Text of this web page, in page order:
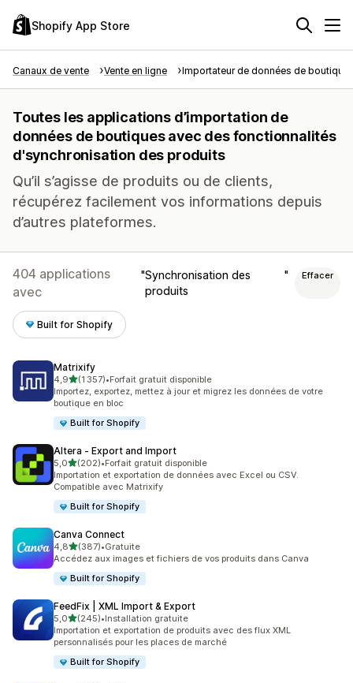
Shopify App Store
Canaux de vente Vente en ligne Importateur de données de boutique
Toutes les applications d’importation de
données de boutiques avec des fonctionnalités
d'synchronisation des produits
Qu’il s’agisse de produits ou de clients,
récupérez facilement vos informations depuis
d’autres plateformes.
404 applications
avec
Synchronisation des
produits
Effacer
Built for Shopify
Matrixify
4,9étoile(s) sur 5
(1 357)
1357 avis au total
•Forfait gratuit disponible
Importez, exportez, mettez à jour et migrez les données de votre
boutique en bloc
Built for Shopify
Altera ‑ Export and Import
5,0étoile(s) sur 5
(202)
202 avis au total
•Forfait gratuit disponible
Importation et exportation de données avec Excel ou CSV.
Compatible avec Matrixify
Built for Shopify
Canva Connect
4,8étoile(s) sur 5
(387)
387 avis au total
•Gratuite
Accédez aux images et fichiers de vos produits dans Canva
Built for Shopify
FeedFix | XML Import & Export
5,0étoile(s) sur 5
(245)
245 avis au total
•Installation gratuite
Importation et exportation de produits avec des flux XML
personnalisés pour les places de marché
Built for Shopify